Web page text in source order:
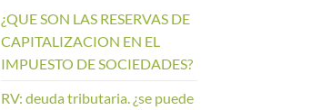
¿QUE SON LAS RESERVAS DE
CAPITALIZACION EN EL
IMPUESTO DE SOCIEDADES?
RV: deuda tributaria. ¿se puede